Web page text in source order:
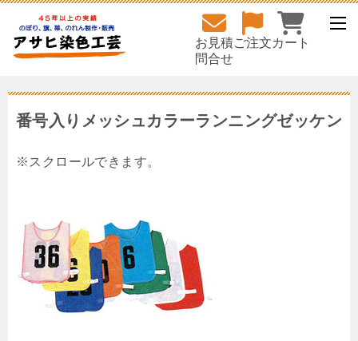
お見積
問合せ
ご注文カート
番号入りメッシュカラーランニングゼッケン